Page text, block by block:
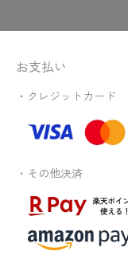
お支払い
・クレジットカード
・その他決済